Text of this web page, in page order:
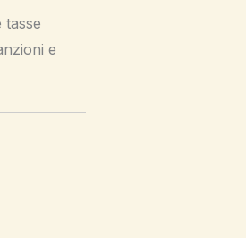
tasse
e